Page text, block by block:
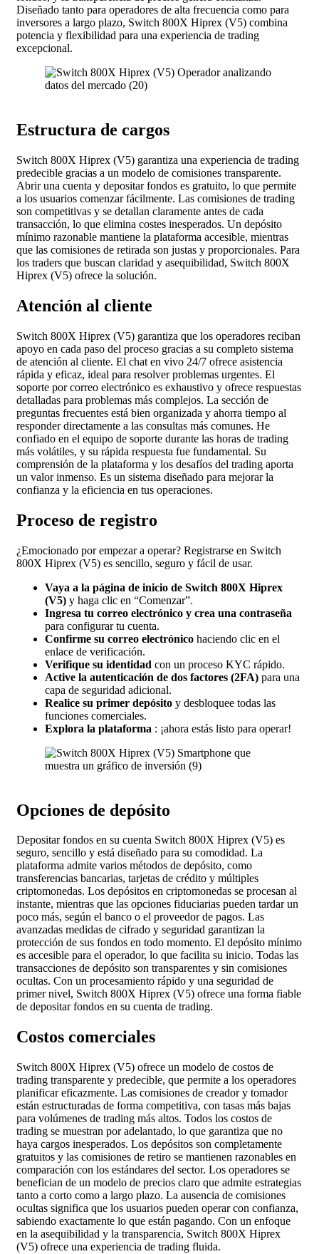
Diseñado tanto para operadores de alta frecuencia como para
inversores a largo plazo, Switch 800X Hiprex (V5) combina
potencia y flexibilidad para una experiencia de trading
excepcional.
Estructura de cargos
Switch 800X Hiprex (V5) garantiza una experiencia de trading
predecible gracias a un modelo de comisiones transparente.
Abrir una cuenta y depositar fondos es gratuito, lo que permite
a los usuarios comenzar fácilmente. Las comisiones de trading
son competitivas y se detallan claramente antes de cada
transacción, lo que elimina costes inesperados. Un depósito
mínimo razonable mantiene la plataforma accesible, mientras
que las comisiones de retirada son justas y proporcionales. Para
los traders que buscan claridad y asequibilidad, Switch 800X
Hiprex (V5) ofrece la solución.
Atención al cliente
Switch 800X Hiprex (V5) garantiza que los operadores reciban
apoyo en cada paso del proceso gracias a su completo sistema
de atención al cliente. El chat en vivo 24/7 ofrece asistencia
rápida y eficaz, ideal para resolver problemas urgentes. El
soporte por correo electrónico es exhaustivo y ofrece respuestas
detalladas para problemas más complejos. La sección de
preguntas frecuentes está bien organizada y ahorra tiempo al
responder directamente a las consultas más comunes. He
confiado en el equipo de soporte durante las horas de trading
más volátiles, y su rápida respuesta fue fundamental. Su
comprensión de la plataforma y los desafíos del trading aporta
un valor inmenso. Es un sistema diseñado para mejorar la
confianza y la eficiencia en tus operaciones.
Proceso de registro
¿Emocionado por empezar a operar? Registrarse en Switch
800X Hiprex (V5) es sencillo, seguro y fácil de usar.
Vaya a la página de inicio de Switch 800X Hiprex
(V5) y haga clic en “Comenzar”.
Ingresa tu correo electrónico y crea una contraseña
para configurar tu cuenta.
Confirme su correo electrónico haciendo clic en el
enlace de verificación.
Verifique su identidad con un proceso KYC rápido.
Active la autenticación de dos factores (2FA) para una
capa de seguridad adicional.
Realice su primer depósito y desbloquee todas las
funciones comerciales.
Explora la plataforma : ¡ahora estás listo para operar!
Opciones de depósito
Depositar fondos en su cuenta Switch 800X Hiprex (V5) es
seguro, sencillo y está diseñado para su comodidad. La
plataforma admite varios métodos de depósito, como
transferencias bancarias, tarjetas de crédito y múltiples
criptomonedas. Los depósitos en criptomonedas se procesan al
instante, mientras que las opciones fiduciarias pueden tardar un
poco más, según el banco o el proveedor de pagos. Las
avanzadas medidas de cifrado y seguridad garantizan la
protección de sus fondos en todo momento. El depósito mínimo
es accesible para el operador, lo que facilita su inicio. Todas las
transacciones de depósito son transparentes y sin comisiones
ocultas. Con un procesamiento rápido y una seguridad de
primer nivel, Switch 800X Hiprex (V5) ofrece una forma fiable
de depositar fondos en su cuenta de trading.
Costos comerciales
Switch 800X Hiprex (V5) ofrece un modelo de costos de
trading transparente y predecible, que permite a los operadores
planificar eficazmente. Las comisiones de creador y tomador
están estructuradas de forma competitiva, con tasas más bajas
para volúmenes de trading más altos. Todos los costos de
trading se muestran por adelantado, lo que garantiza que no
haya cargos inesperados. Los depósitos son completamente
gratuitos y las comisiones de retiro se mantienen razonables en
comparación con los estándares del sector. Los operadores se
benefician de un modelo de precios claro que admite estrategias
tanto a corto como a largo plazo. La ausencia de comisiones
ocultas significa que los usuarios pueden operar con confianza,
sabiendo exactamente lo que están pagando. Con un enfoque
en la asequibilidad y la transparencia, Switch 800X Hiprex
(V5) ofrece una experiencia de trading fluida.